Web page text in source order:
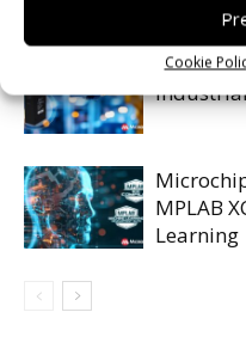
Cookie
MPLAB
Learning